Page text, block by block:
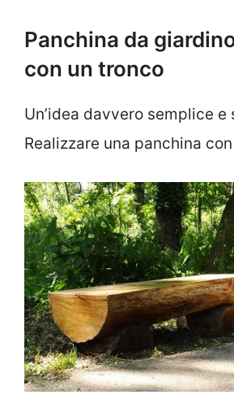
Panchina da
con un tronco
Un’idea davvero semplice e
Realizzare una panchina